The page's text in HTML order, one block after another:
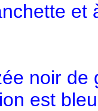
noir
est